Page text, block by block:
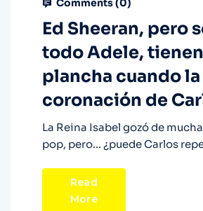
Comments (0)
Ed Sheeran, pero
todo Adele,
plancha cuando la
coronación de
La Reina Isabel gozó de
pop, pero... ¿puede Carlos
Read
More